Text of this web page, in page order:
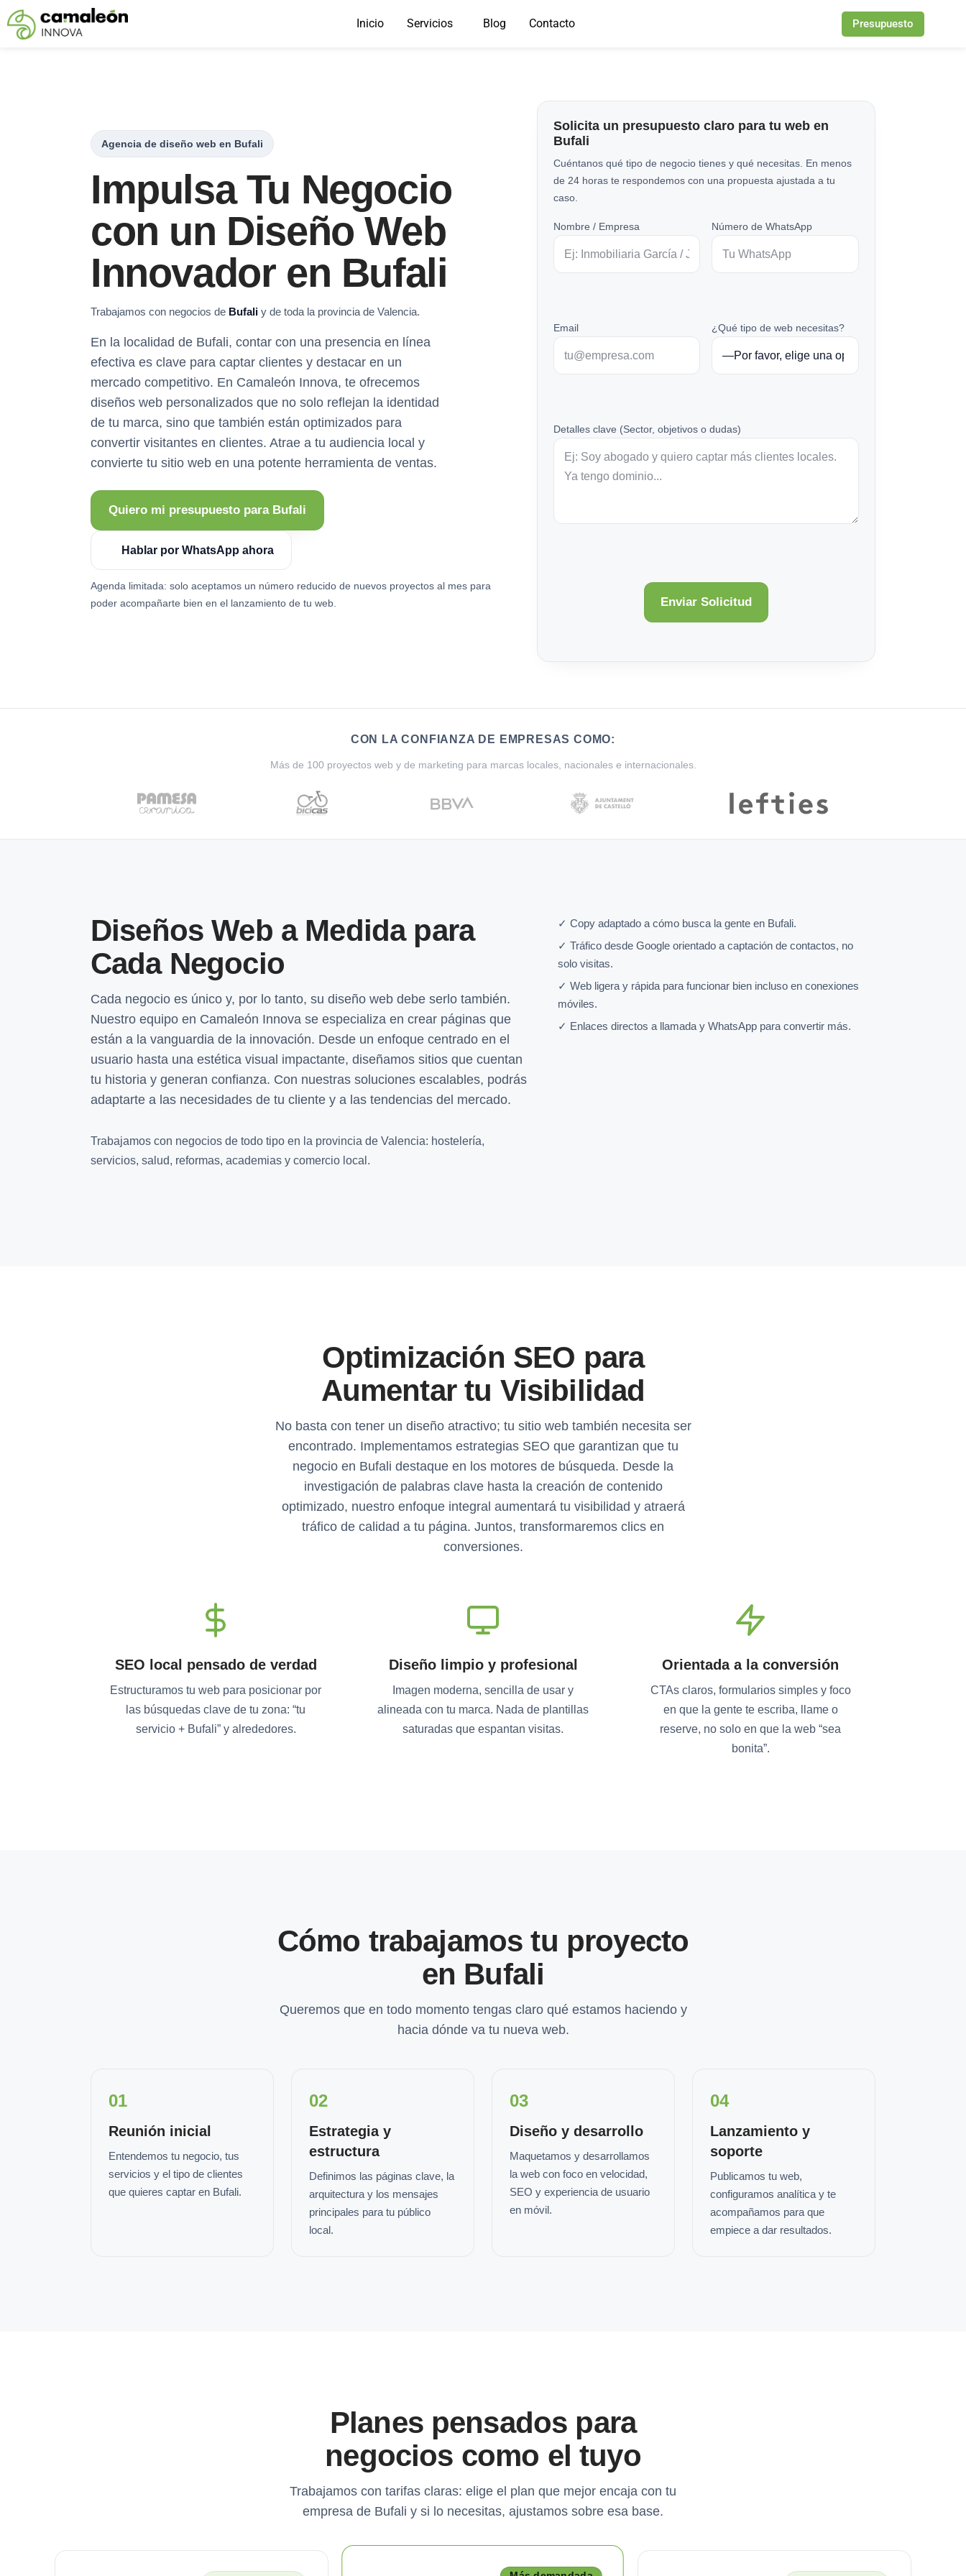
Saltar
Inicio Servicios Blog Contacto Presupuesto
Agencia de diseño web en Bufali
Impulsa Tu Negocio
con un Diseño Web
Innovador en Bufali
Trabajamos con negocios de Bufali y de toda la provincia de Valencia.
En la localidad de Bufali, contar con una presencia en línea
efectiva es clave para captar clientes y destacar en un
mercado competitivo. En Camaleón Innova, te ofrecemos
diseños web personalizados que no solo reflejan la identidad
de tu marca, sino que también están optimizados para
convertir visitantes en clientes. Atrae a tu audiencia local y
convierte tu sitio web en una potente herramienta de ventas.
Quiero mi presupuesto para Bufali
Hablar por WhatsApp ahora
Agenda limitada: solo aceptamos un número reducido de nuevos proyectos al mes para
poder acompañarte bien en el lanzamiento de tu web.
Solicita un presupuesto claro para tu web en
Bufali
Cuéntanos qué tipo de negocio tienes y qué necesitas. En menos
de 24 horas te respondemos con una propuesta ajustada a tu
caso.
Nombre / Empresa Número de WhatsApp
Email ¿Qué tipo de web necesitas?
Detalles clave (Sector, objetivos o dudas)
CON LA CONFIANZA DE EMPRESAS COMO:
Más de 100 proyectos web y de marketing para marcas locales, nacionales e internacionales.
Diseños Web a Medida para
Cada Negocio
Cada negocio es único y, por lo tanto, su diseño web debe serlo también.
Nuestro equipo en Camaleón Innova se especializa en crear páginas que
están a la vanguardia de la innovación. Desde un enfoque centrado en el
usuario hasta una estética visual impactante, diseñamos sitios que cuentan
tu historia y generan confianza. Con nuestras soluciones escalables, podrás
adaptarte a las necesidades de tu cliente y a las tendencias del mercado.
Trabajamos con negocios de todo tipo en la provincia de Valencia: hostelería,
servicios, salud, reformas, academias y comercio local.
✓ Copy adaptado a cómo busca la gente en Bufali.
✓ Tráfico desde Google orientado a captación de contactos, no
solo visitas.
✓ Web ligera y rápida para funcionar bien incluso en conexiones
móviles.
✓ Enlaces directos a llamada y WhatsApp para convertir más.
Optimización SEO para
Aumentar tu Visibilidad
No basta con tener un diseño atractivo; tu sitio web también necesita ser
encontrado. Implementamos estrategias SEO que garantizan que tu
negocio en Bufali destaque en los motores de búsqueda. Desde la
investigación de palabras clave hasta la creación de contenido
optimizado, nuestro enfoque integral aumentará tu visibilidad y atraerá
tráfico de calidad a tu página. Juntos, transformaremos clics en
conversiones.
SEO local pensado de verdad
Estructuramos tu web para posicionar por
las búsquedas clave de tu zona: “tu
servicio + Bufali” y alrededores.
Diseño limpio y profesional
Imagen moderna, sencilla de usar y
alineada con tu marca. Nada de plantillas
saturadas que espantan visitas.
Orientada a la conversión
CTAs claros, formularios simples y foco
en que la gente te escriba, llame o
reserve, no solo en que la web “sea
bonita”.
Cómo trabajamos tu proyecto
en Bufali
Queremos que en todo momento tengas claro qué estamos haciendo y
hacia dónde va tu nueva web.
01
Reunión inicial
Entendemos tu negocio, tus
servicios y el tipo de clientes
que quieres captar en Bufali.
02
Estrategia y
estructura
Definimos las páginas clave, la
arquitectura y los mensajes
principales para tu público
local.
03
Diseño y desarrollo
Maquetamos y desarrollamos
la web con foco en velocidad,
SEO y experiencia de usuario
en móvil.
04
Lanzamiento y
soporte
Publicamos tu web,
configuramos analítica y te
acompañamos para que
empiece a dar resultados.
Planes pensados para
negocios como el tuyo
Trabajamos con tarifas claras: elige el plan que mejor encaja con tu
empresa de Bufali y si lo necesitas, ajustamos sobre esa base.